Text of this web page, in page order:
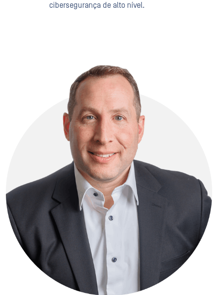
cibersegurança de alto nível.